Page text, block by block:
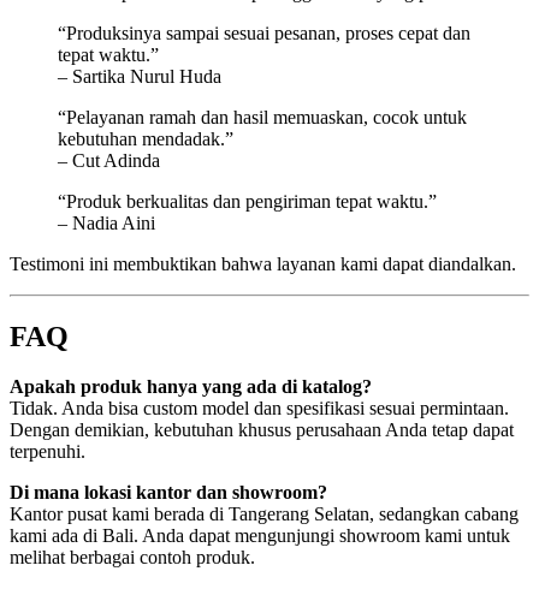
“Produksinya sampai sesuai pesanan, proses cepat dan
tepat waktu.”
– Sartika Nurul Huda
“Pelayanan ramah dan hasil memuaskan, cocok untuk
kebutuhan mendadak.”
– Cut Adinda
“Produk berkualitas dan pengiriman tepat waktu.”
– Nadia Aini
Testimoni ini membuktikan bahwa layanan kami dapat diandalkan.
FAQ
Apakah produk hanya yang ada di katalog?
Tidak. Anda bisa custom model dan spesifikasi sesuai permintaan.
Dengan demikian, kebutuhan khusus perusahaan Anda tetap dapat
terpenuhi.
Di mana lokasi kantor dan showroom?
Kantor pusat kami berada di Tangerang Selatan, sedangkan cabang
kami ada di Bali. Anda dapat mengunjungi showroom kami untuk
melihat berbagai contoh produk.